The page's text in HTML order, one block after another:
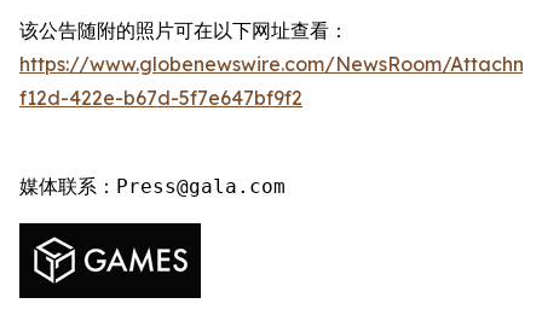
该公告随附的照片可在以下网址查看：
https://www.globenewswire.com/NewsRoom/
f12d-422e-b67d-5f7e647bf9f2
媒体联系：Press@gala.com